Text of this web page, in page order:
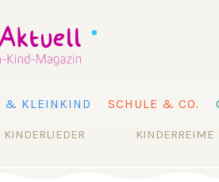
& KLEINKIND SCHULE & CO.
KINDERLIEDER KINDERREIME